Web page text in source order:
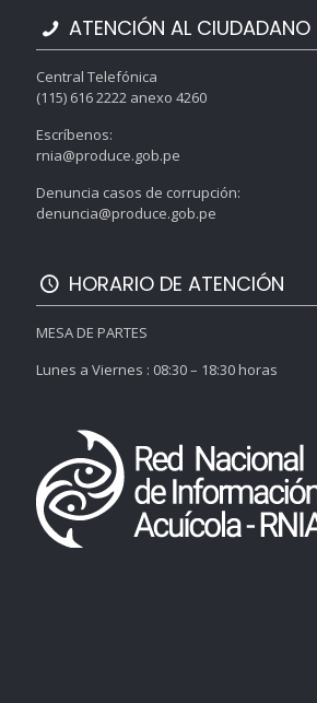
ATENCIÓN AL CIUDADANO
Central Telefónica
(115) 616 2222 anexo 4260
Escríbenos:
rnia@produce.gob.pe
Denuncia casos de corrupción:
denuncia@produce.gob.pe
HORARIO DE ATENCIÓN
MESA DE PARTES
Lunes a Viernes : 08:30 – 18:30 horas